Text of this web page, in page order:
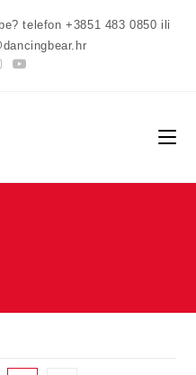
telefon +3851 483 0850 ili